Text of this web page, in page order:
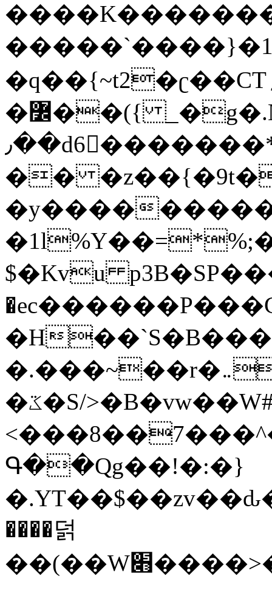
�q��{~t2�ʗ��CT؍���������{�~}ur����u�}o����(�:�j���=����{�۝Vo�An��J^��������M\M�'{{l�i
�߼��({ _�g�.Nfӻg����f7z91o^��̤^�>��2�`�:|#dk�{>�>>&�tsw�Nwo�?
٫��d6򆧇�������*��[|^]oo���NW~zz>�X&�u�=K?
��
�y����
$�Kvu
�H
�.���~��r�޼�}�܅�mؕWu���K}
�ػ�S/>�B�vw��W#�I��*]\W��)Ħ�1��fC}
Գ��Qg��!�:�}
����덝
��(��W׋����>��O>�d�%Y�@�@ڻ<�z{rc&׻��z�����AeK�^�����������˩t��=x~